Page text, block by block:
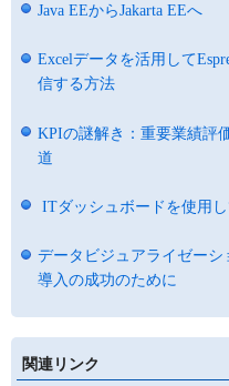
Java EEからJakarta EEへ
Excelデータを活用して
信する方法
KPIの謎解き：重要業績評
道
ITダッシュボードを使用
データビジュアライゼー
導入の成功のために
関連リンク